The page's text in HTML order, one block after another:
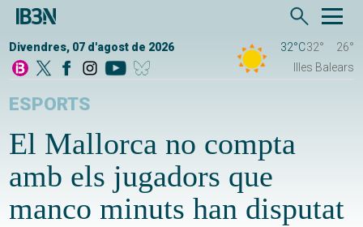
Divendres, 07 d'agost de 2026 32°C32°
26°
Illes Balears
ESPORTS
El Mallorca no compta
amb els jugadors que
manco minuts han disputat